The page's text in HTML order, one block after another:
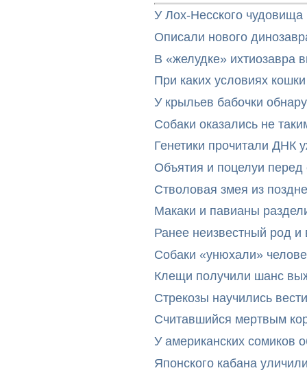
У Лох-Несского
Описали нового
В «желудке» ихтиозавра
При каких условиях
У крыльев бабочки
Собаки оказались не
Генетики прочитали ДНК
Объятия и поцелуи
Стволовая змея из
Макаки и павианы
Ранее неизвестный род и
Собаки «унюхали»
Клещи получили шанс
Стрекозы научились
Считавшийся мертвым
У американских сомиков
Японского кабана